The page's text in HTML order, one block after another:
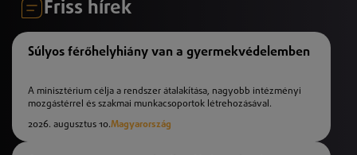
Friss hírek
Súlyos férőhelyhiány van a gyermekvédelemben
A minisztérium célja a rendszer átalakítása, nagyobb intézményi
mozgástérrel és szakmai munkacsoportok létrehozásával.
2026. augusztus 10.Magyarország